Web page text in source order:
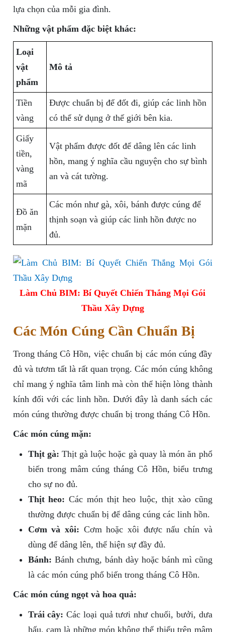
lựa chọn của mỗi gia đình.
Những vật phẩm đặc biệt khác:
Loại
vật
phẩm
Mô tả
Tiền
vàng
Được chuẩn bị để đốt đi, giúp các linh hồn
có thể sử dụng ở thế giới bên kia.
Giấy
tiền,
vàng
mã
Vật phẩm được đốt để dâng lên các linh
hồn, mang ý nghĩa cầu nguyện cho sự bình
an và cát tường.
Đồ ăn
mặn
Các món như gà, xôi, bánh được cúng để
thịnh soạn và giúp các linh hồn được no
đủ.
Làm Chủ BIM: Bí Quyết Chiến Thắng Mọi Gói
Thầu Xây Dựng
Các Món Cúng Cần Chuẩn Bị
Trong tháng Cô Hồn, việc chuẩn bị các món cúng đầy
đủ và tươm tất là rất quan trọng. Các món cúng không
chỉ mang ý nghĩa tâm linh mà còn thể hiện lòng thành
kính đối với các linh hồn. Dưới đây là danh sách các
món cúng thường được chuẩn bị trong tháng Cô Hồn.
Các món cúng mặn:
Thịt gà: Thịt gà luộc hoặc gà quay là món ăn phổ
biến trong mâm cúng tháng Cô Hồn, biểu trưng
cho sự no đủ.
Thịt heo: Các món thịt heo luộc, thịt xào cũng
thường được chuẩn bị để dâng cúng các linh hồn.
Cơm và xôi: Cơm hoặc xôi được nấu chín và
dùng để dâng lên, thể hiện sự đầy đủ.
Bánh: Bánh chưng, bánh dày hoặc bánh mì cũng
là các món cúng phổ biến trong tháng Cô Hồn.
Các món cúng ngọt và hoa quả:
Trái cây: Các loại quả tươi như chuối, bưởi, dưa
hấu, cam là những món không thể thiếu trên mâm